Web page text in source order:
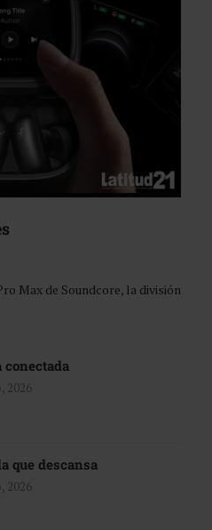
Max de Soundcore, la división
2026
que descansa
2026